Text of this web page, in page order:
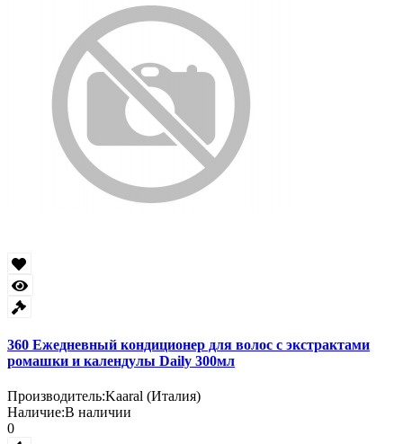
360 Ежедневный кондиционер для волос с экстрактами
ромашки и календулы Daily 300мл
Производитель:Kaaral (Италия)
Наличие:В наличии
0